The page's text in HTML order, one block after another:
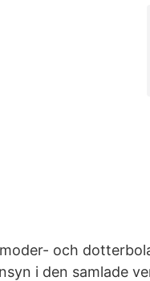
och
i den samlade